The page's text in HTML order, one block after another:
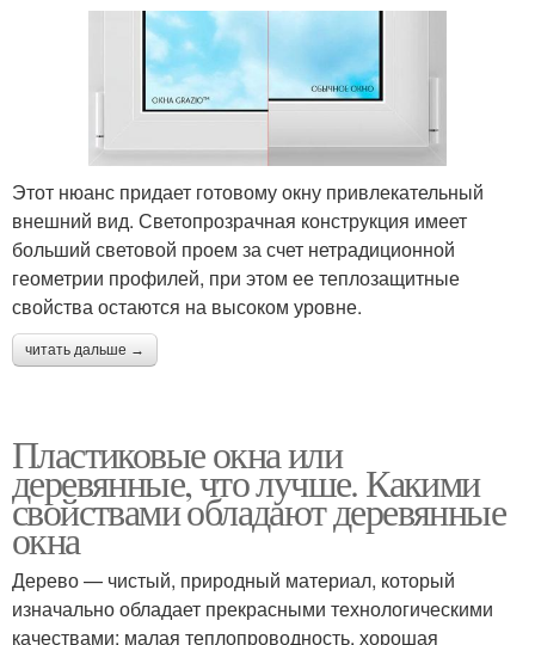
Этот нюанс придает готовому окну привлекательный
внешний вид. Светопрозрачная конструкция имеет
больший световой проем за счет нетрадиционной
геометрии профилей, при этом ее теплозащитные
свойства остаются на высоком уровне.
читать дальше →
Пластиковые окна или
деревянные, что лучше. Какими
свойствами обладают деревянные
окна
Дерево — чистый, природный материал, который
изначально обладает прекрасными технологическими
качествами: малая теплопроводность, хорошая